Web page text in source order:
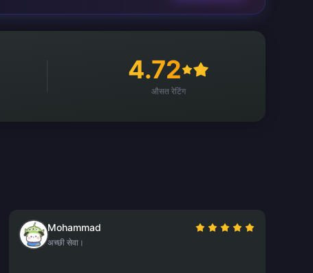
4.72
औसत रेटिंग
Mohammad
अच्छी सेवा।